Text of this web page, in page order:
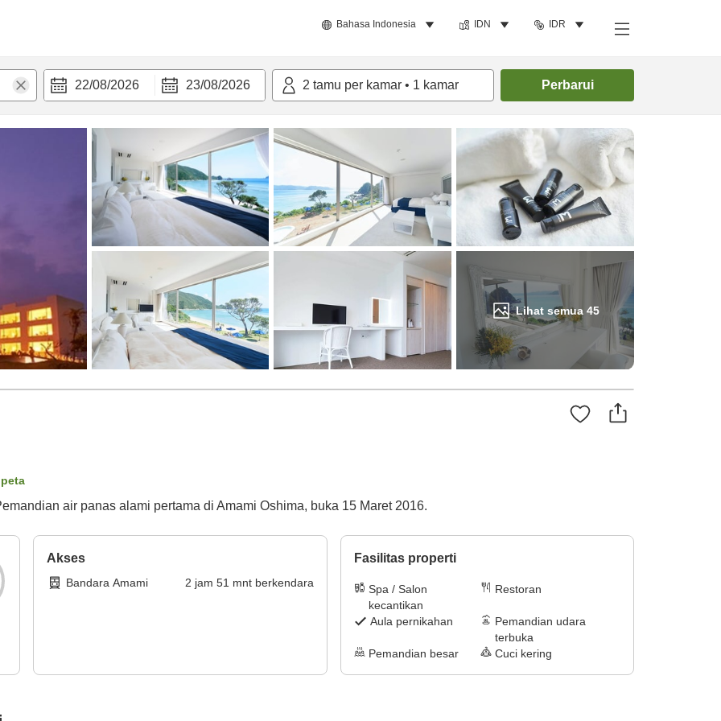
Bahasa Indonesia IDN IDR
22/08/2026 23/08/2026 2 tamu per kamar • 1 kamar Perbarui
Lihat semua 45
Cari kamar
air panas alami pertama di Amami Oshima, buka 15 Maret 2016.
Akses
Bandara Amami 2 jam 51 mnt berkendara
Fasilitas properti
Spa / Salon
kecantikan
Restoran
Aula pernikahan
Pemandian udara
terbuka
Pemandian besar
Cuci kering